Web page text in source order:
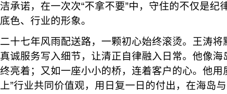
洁承诺，在一次次“不拿不要”中，守住的不仅是纪
底色、行业的形象。
二十七年风雨配送路，一颗初心始终滚烫。王涛
真诚服务写入细节，让清正自律融入日常。他像
终亮着；又如一座小小的桥，连着客户的心。他用
上”行业共同价值观，用日复一日的付出，在海岛